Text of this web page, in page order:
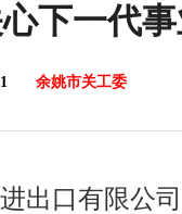
下一代
余姚市关工委
出口有限公